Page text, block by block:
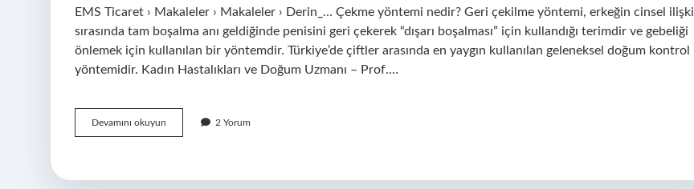
EMS Ticaret › Makaleler › Makaleler › Derin_… Çekme yöntemi nedir? Geri çekilme yöntemi, erkeğin cinsel ilişki
sırasında tam boşalma anı geldiğinde penisini geri çekerek “dışarı boşalması” için kullandığı terimdir ve gebeliği
önlemek için kullanılan bir yöntemdir. Türkiye’de çiftler arasında en yaygın kullanılan geleneksel doğum kontrol
yöntemidir. Kadın Hastalıkları ve Doğum Uzmanı – Prof.…
Devamını okuyun
Çekme
2 Yorum